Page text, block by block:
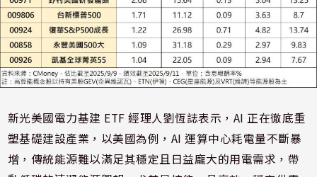
新光美國電力基建 ETF 經理人劉恆誌表示，AI 正在徹底重
塑基礎建設產業，以美國為例，AI 運算中心耗電量不斷暴
增，傳統能源難以滿足其穩定且日益龐大的用電需求，帶